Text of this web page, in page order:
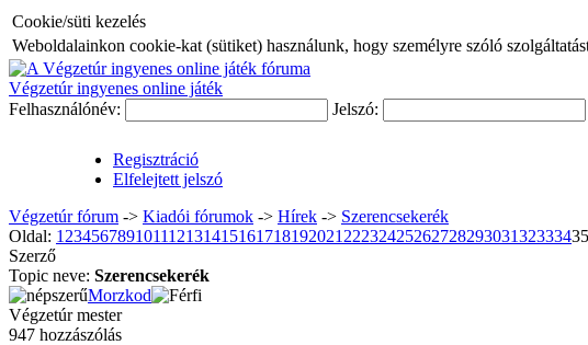
Cookie/süti kezelés
Weboldalainkon cookie-kat (sütiket) használunk, hogy személyre szóló
Végzetúr ingyenes online játék
Felhasználónév:
Jelszó:
Regisztráció
Elfelejtett jelszó
Végzetúr fórum -> Kiadói fórumok -> Hí­rek -> Szerencsekerék
Oldal: 1 23456789101112131415161718192021 2223242526272829303132333435
Szerző
Topic neve: Szerencsekerék
Morzkod
Végzetúr mester
947 hozzászólás